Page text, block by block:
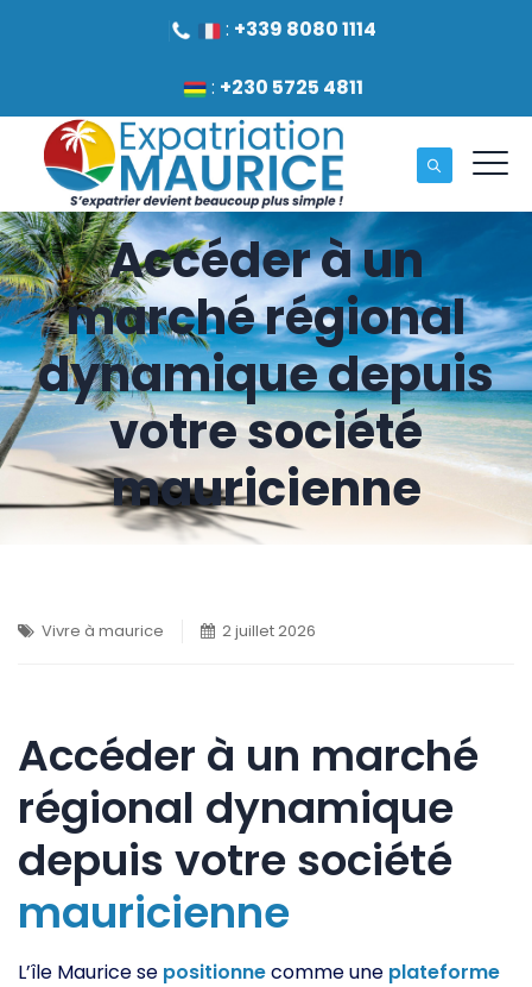
: +339 8080 1114
: +230 5725 4811
Accéder à un
marché régional
dynamique depuis
votre société
mauricienne
Vivre à maurice 2 juillet 2026
Accéder à un marché
régional dynamique
depuis votre société
mauricienne
L’île Maurice se positionnecomme une plateforme